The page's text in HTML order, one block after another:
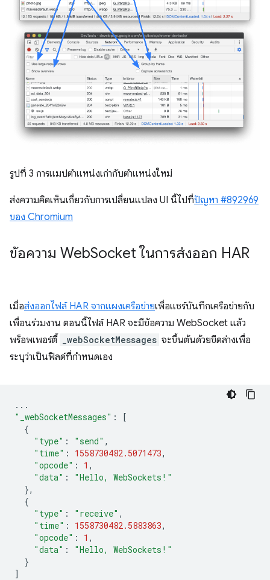
รูปที่ 3 การแมปตำแหน่งเก่ากับตำแหน่งใหม่
ส่งความคิดเห็นเกี่ยวกับการเปลี่ยนแปลง UI นี้ไปที่ปัญหา #892969
ของ Chromium
ข้อความ WebSocket ในการส่งออก HAR
เมื่อส่งออกไฟล์ HAR จากแผงเครือข่ายเพื่อแชร์บันทึกเครือข่ายกับ
เพื่อนร่วมงาน ตอนนี้ไฟล์ HAR จะมีข้อความ WebSocket แล้ว
พร็อพเพอร์ตี้
_webSocketMessages จะขึ้นต้นด้วยขีดล่างเพื่อ
ระบุว่าเป็นฟิลด์ที่กำหนดเอง
...
"_webSocketMessages" :
[
{
"type" : "send" ,
"time" : 1558730482.5071473,
"opcode" : 1 ,
"data" :
"Hello, WebSockets!"
},
{
"type" : "receive" ,
"time" : 1558730482.5883863,
"opcode" : 1 ,
"data" :
"Hello, WebSockets!"
}
]